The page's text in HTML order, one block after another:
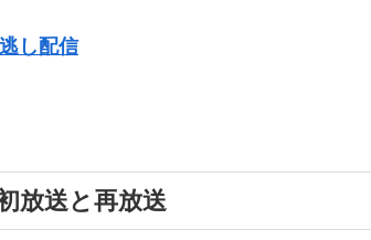
し配信
放送と再放送